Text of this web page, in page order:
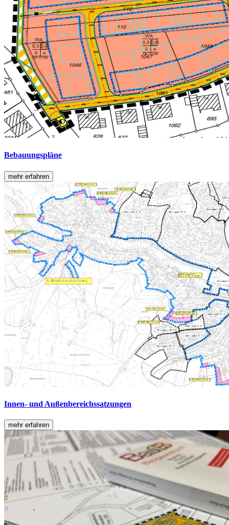
Bebauungspläne
mehr erfahren
Innen- und Außenbereichssatzungen
mehr erfahren